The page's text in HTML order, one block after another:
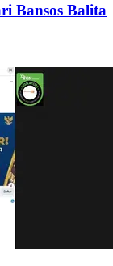
Bansos Balita